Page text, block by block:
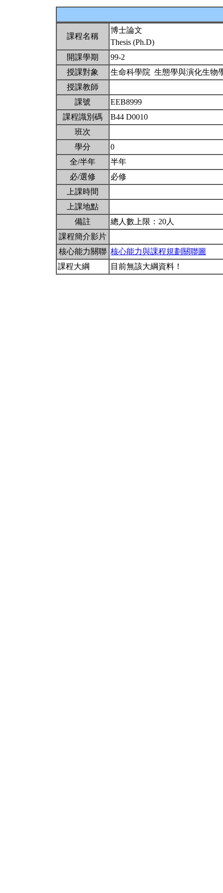
課程名稱
博士論文
Thesis (Ph.D)
開課學期
99-2
授課對象
生命科學院 生態學與演化生物
授課教師
課號
EEB8999
課程識別碼
B44 D0010
班次
學分
0
全/半年
半年
必/選修
必修
上課時間
上課地點
備註
總人數上限：20人
課程簡介影片
核心能力關聯 核心能力與課程規劃關聯圖
課程大綱
目前無該大綱資料！